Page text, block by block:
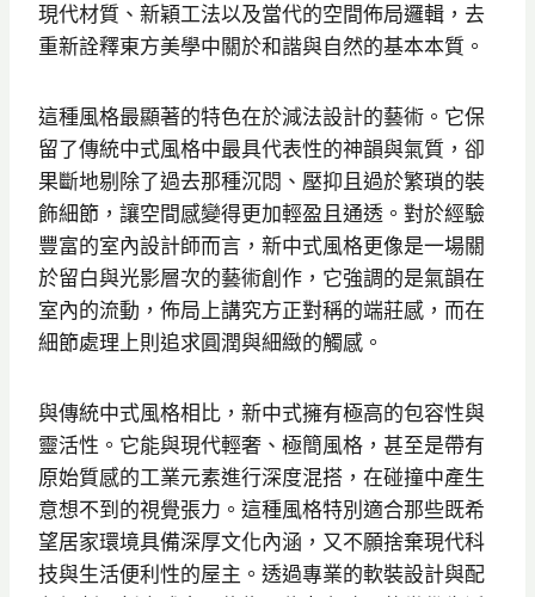
現代材質、新穎工法以及當代的空間佈局邏輯，去
重新詮釋東方美學中關於和諧與自然的基本本質。
這種風格最顯著的特色在於減法設計的藝術。它保
留了傳統中式風格中最具代表性的神韻與氣質，卻
果斷地剔除了過去那種沉悶、壓抑且過於繁瑣的裝
飾細節，讓空間感變得更加輕盈且通透。對於經驗
豐富的室內設計師而言，新中式風格更像是一場關
於留白與光影層次的藝術創作，它強調的是氣韻在
室內的流動，佈局上講究方正對稱的端莊感，而在
細節處理上則追求圓潤與細緻的觸感。
與傳統中式風格相比，新中式擁有極高的包容性與
靈活性。它能與現代輕奢、極簡風格，甚至是帶有
原始質感的工業元素進行深度混搭，在碰撞中產生
意想不到的視覺張力。這種風格特別適合那些既希
望居家環境具備深厚文化內涵，又不願捨棄現代科
技與生活便利性的屋主。透過專業的軟裝設計與配